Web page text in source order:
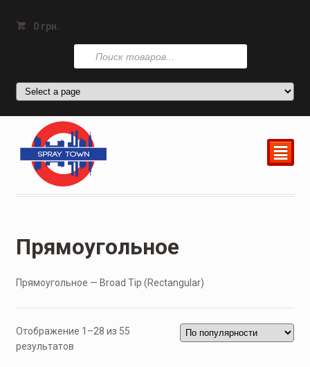
0 грн.
Поиск
товаров
²
Прямоугольное
Прямоугольное — Broad Tip (Rectangular)
Отображение 1–28 из 55
результатов